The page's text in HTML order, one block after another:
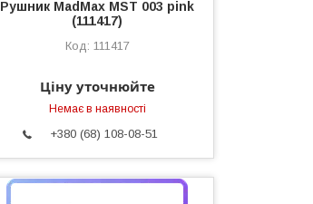
Рушник MadMax MST 003 pink
(111417)
111417
Ціну уточнюйте
Немає в наявності
+380 (68) 108-08-51